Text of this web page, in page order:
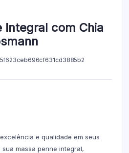
Integral com Chia
5f623ceb696cf631cd3885b2
e qualidade em seus
massa penne integral,